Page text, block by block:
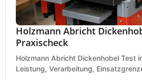
Holzmann Abricht
Praxischeck
Holzmann Abricht Dickenhobel Test
Leistung, Verarbeitung,